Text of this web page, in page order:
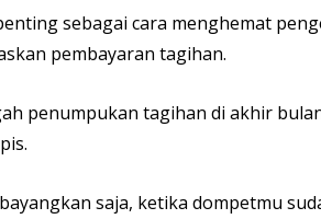
sebagai cara menghemat
pembayaran tagihan.
penumpukan tagihan di akhir
saja, ketika dompetmu